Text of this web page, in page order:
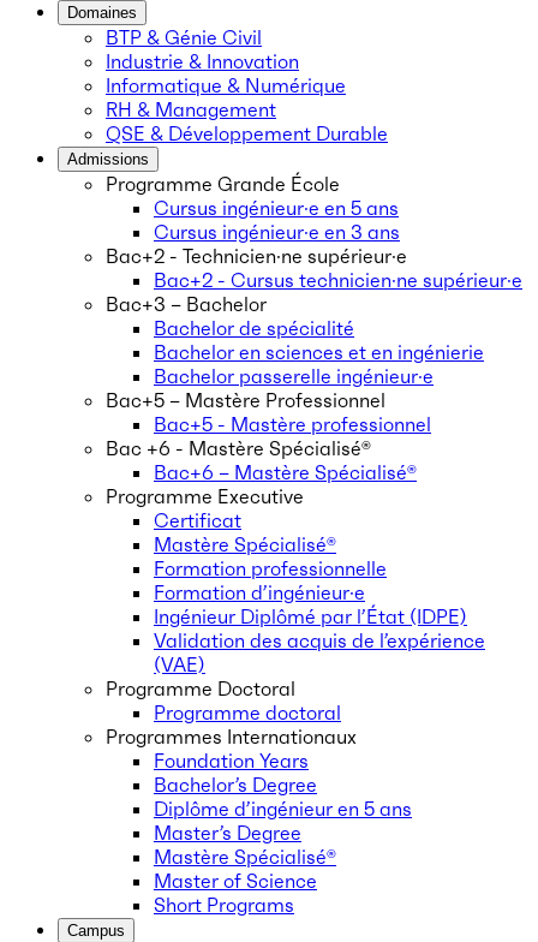
Domaines
BTP & Génie Civil
Industrie & Innovation
Informatique & Numérique
RH & Management
QSE & Développement Durable
Admissions
Programme Grande École
Cursus ingénieur·e en 5 ans
Cursus ingénieur·e en 3 ans
Bac+2 - Technicien·ne supérieur·e
Bac+2 - Cursus technicien·ne supérieur·e
Bac+3 – Bachelor
Bachelor de spécialité
Bachelor en sciences et en ingénierie
Bachelor passerelle ingénieur·e
Bac+5 – Mastère Professionnel
Bac+5 - Mastère professionnel
Bac +6 - Mastère Spécialisé®
Bac+6 – Mastère Spécialisé®
Programme Executive
Certificat
Mastère Spécialisé®
Formation professionnelle
Formation d’ingénieur·e
Ingénieur Diplômé par l’État (IDPE)
Validation des acquis de l’expérience
(VAE)
Programme Doctoral
Programme doctoral
Programmes Internationaux
Foundation Years
Bachelor’s Degree
Diplôme d’ingénieur en 5 ans
Master’s Degree
Mastère Spécialisé®
Master of Science
Short Programs
Campus